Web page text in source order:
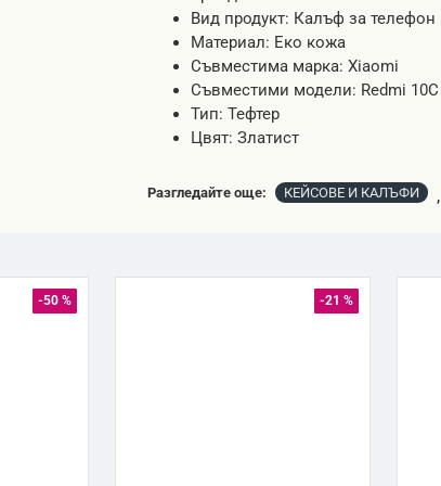
Вид продукт: Калъф за телефон
Материал: Еко кожа
Съвместима марка: Xiaomi
Съвместими модели: Redmi 10C
Тип: Тефтер
Цвят: Златист
Разгледайте още: КЕЙСОВЕ И КАЛЪФИ ,
-50 % -21 %